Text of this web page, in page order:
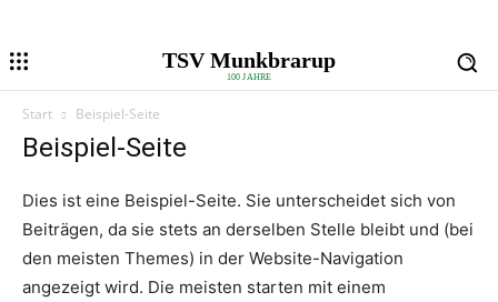
TSV Munkbrarup
100 JAHRE
Start Beispiel-Seite
Beispiel-Seite
Dies ist eine Beispiel-Seite. Sie unterscheidet sich von
Beiträgen, da sie stets an derselben Stelle bleibt und (bei
den meisten Themes) in der Website-Navigation
angezeigt wird. Die meisten starten mit einem